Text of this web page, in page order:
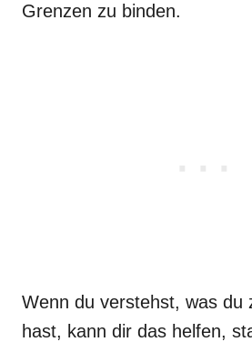
Grenzen zu binden.
Wenn du verstehst, was du
hast, kann dir das helfen,